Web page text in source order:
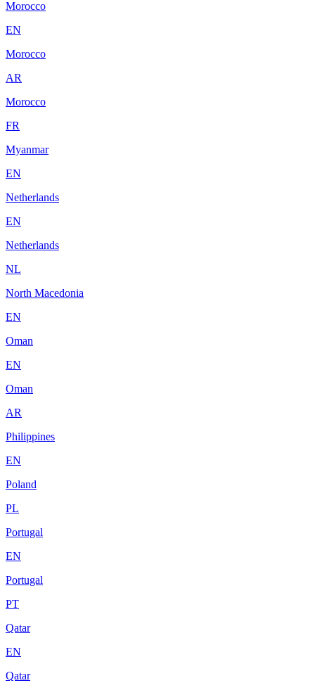
Morocco
EN
Morocco
AR
Morocco
FR
Myanmar
EN
Netherlands
EN
Netherlands
NL
North Macedonia
EN
Oman
EN
Oman
AR
Philippines
EN
Poland
PL
Portugal
EN
Portugal
PT
Qatar
EN
Qatar